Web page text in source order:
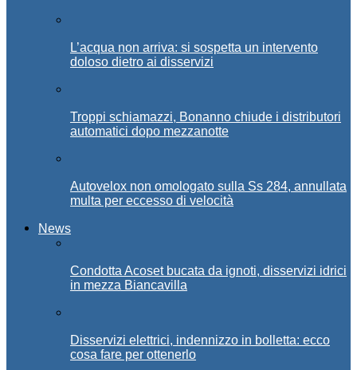
L’acqua non arriva: si sospetta un intervento
doloso dietro ai disservizi
Troppi schiamazzi, Bonanno chiude i distributori
automatici dopo mezzanotte
Autovelox non omologato sulla Ss 284, annullata
multa per eccesso di velocità
News
Condotta Acoset bucata da ignoti, disservizi idrici
in mezza Biancavilla
Disservizi elettrici, indennizzo in bolletta: ecco
cosa fare per ottenerlo